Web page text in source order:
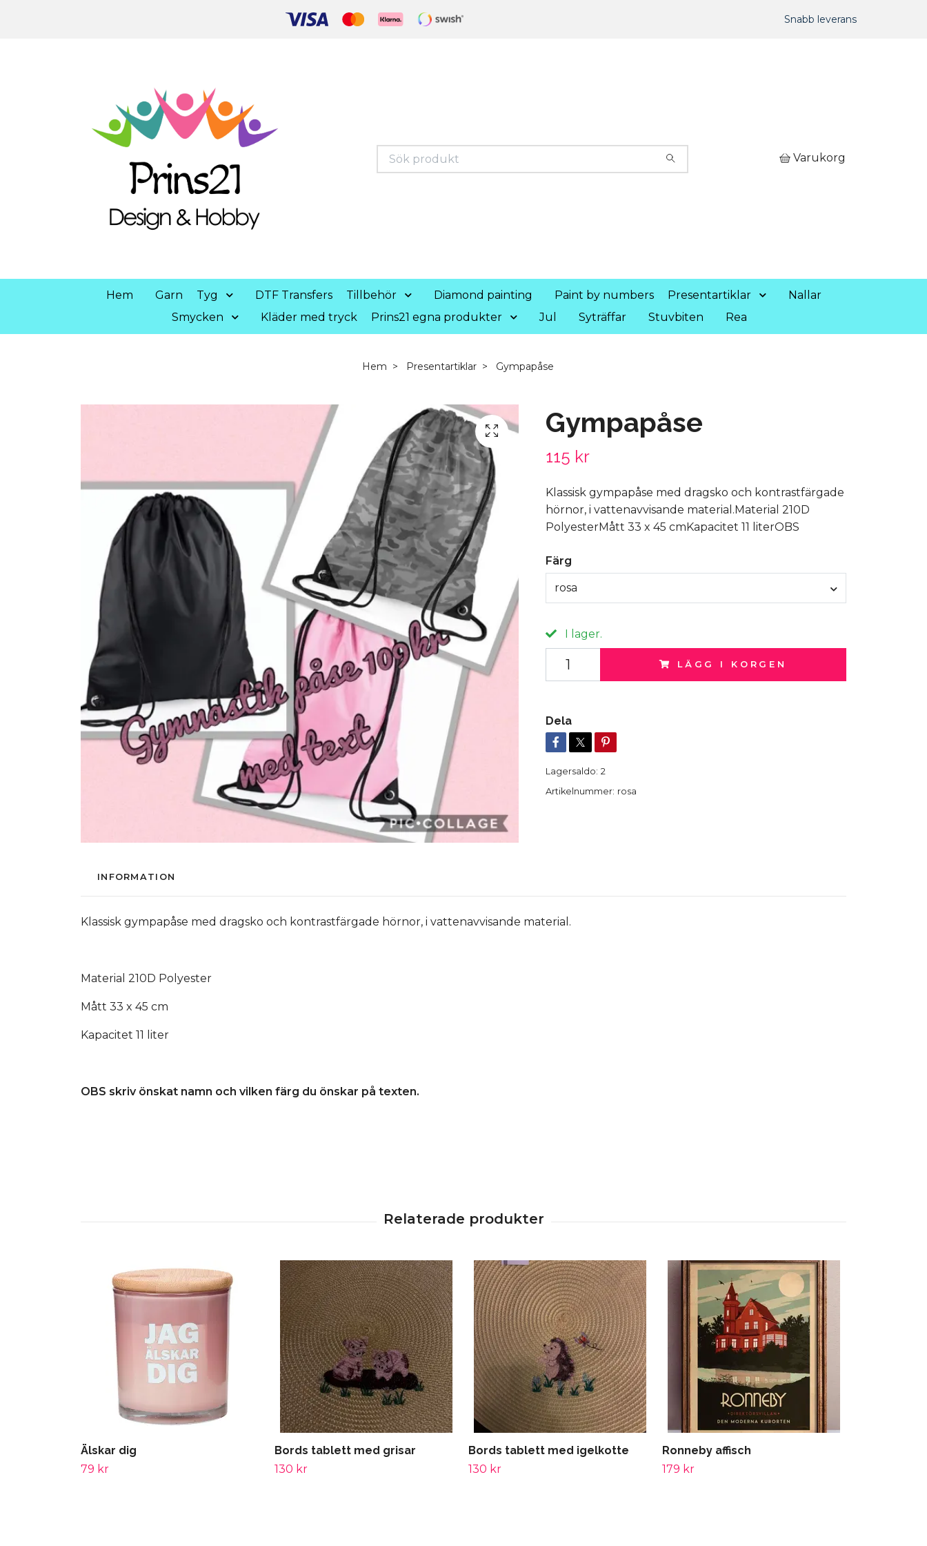
Snabb leverans
Varukorg
Hem Garn Tyg DTF Transfers Tillbehör Diamond painting Paint by numbers Presentartiklar
Nallar
Smycken
Kläder med tryck Prins21 egna produkter Jul Syträffar Stuvbiten Rea
Hem Presentartiklar Gympapåse
Gympapåse
115 kr
Klassisk gympapåse med dragsko och kontrastfärgade
hörnor, i vattenavvisande material.Material 210D
PolyesterMått 33 x 45 cmKapacitet 11 literOBS
Färg
rosa
I lager.
LÄGG I KORGEN
Dela
Lagersaldo: 2
Artikelnummer: rosa
INFORMATION
Klassisk gympapåse med dragsko och kontrastfärgade hörnor, i vattenavvisande material.
Material 210D Polyester
Mått 33 x 45 cm
Kapacitet 11 liter
OBS skriv önskat namn och vilken färg du önskar på texten.
Älskar dig
79 kr
Bords tablett med grisar
130 kr
Bords tablett med igelkotte
130 kr
Ronneby affisch
179 kr